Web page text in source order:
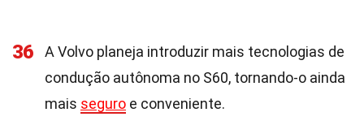
36
A Volvo planeja introduzir mais tecnologias de
condução autônoma no S60, tornando-o ainda
mais seguro e conveniente.